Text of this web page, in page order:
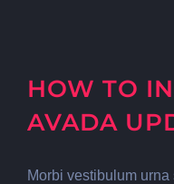
HOW TO
AVADA
Morbi vestibulum